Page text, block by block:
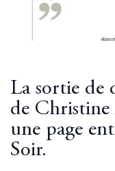
La sortie de
de
une page
Soir.